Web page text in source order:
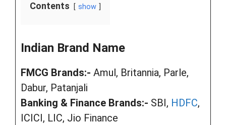
Contents show
Indian Brand Name
FMCG Brands:- Amul, Britannia, Parle,
Dabur, Patanjali
Banking & Finance Brands:- SBI, HDFC,
ICICI, LIC, Jio Finance